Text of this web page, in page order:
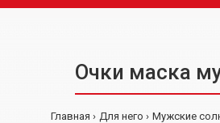
Очки маска
Главная Для него
Мужские